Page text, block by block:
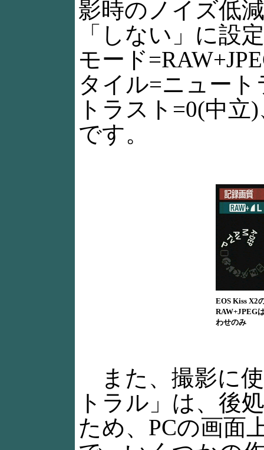
影時のノイズ低
「しない」に設
モード
タイル=ニュー
トラスト=0(中
です。
EOS Kiss X2
RAW+JPEG
わせのみ
また、撮影に
トラル」は、後
ため、PCの画面